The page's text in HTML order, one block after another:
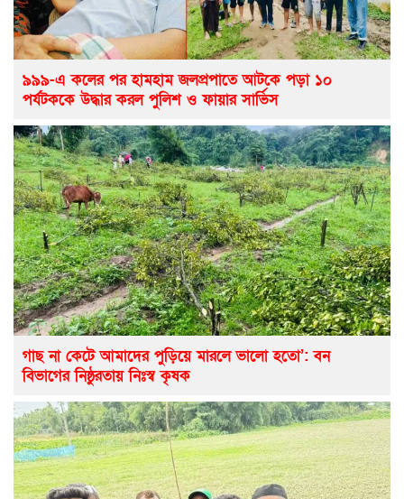
৯৯৯-এ কলের পর হামহাম জলপ্রপাতে আটকে পড়া ১০
পর্যটককে উদ্ধার করল পুলিশ ও ফায়ার সার্ভিস
গাছ না কেটে আমাদের পুড়িয়ে মারলে ভালো হতো’: বন
বিভাগের নিষ্ঠুরতায় নিঃস্ব কৃষক